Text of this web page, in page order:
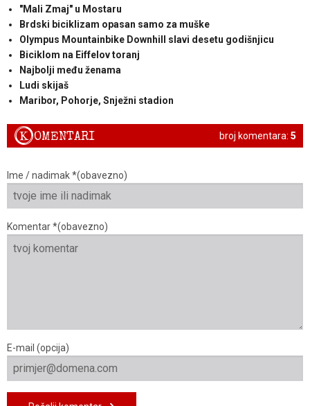
"Mali Zmaj" u Mostaru
Brdski biciklizam opasan samo za muške
Olympus Mountainbike Downhill slavi desetu godišnjicu
Biciklom na Eiffelov toranj
Najbolji među ženama
Ludi skijaš
Maribor, Pohorje, Snježni stadion
broj komentara: 5
KOMENTARI
Ime / nadimak *(obavezno)
Komentar *(obavezno)
E-mail (opcija)